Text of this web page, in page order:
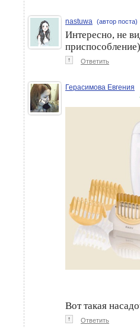
nastuwa (автор поста)
Интересно, не
↑ Ответить
Герасимова Евгения
Вот такая
↑ Ответить